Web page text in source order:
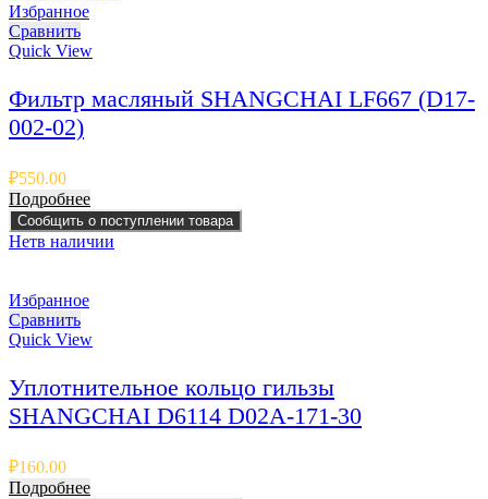
Избранное
Сравнить
Quick View
Фильтр масляный SHANGCHAI LF667 (D17-
002-02)
₽550.00
Подробнее
Сообщить о поступлении товара
Нетв наличии
Избранное
Сравнить
Quick View
Уплотнительное кольцо гильзы
SHANGCHAI D6114 D02A-171-30
₽160.00
Подробнее